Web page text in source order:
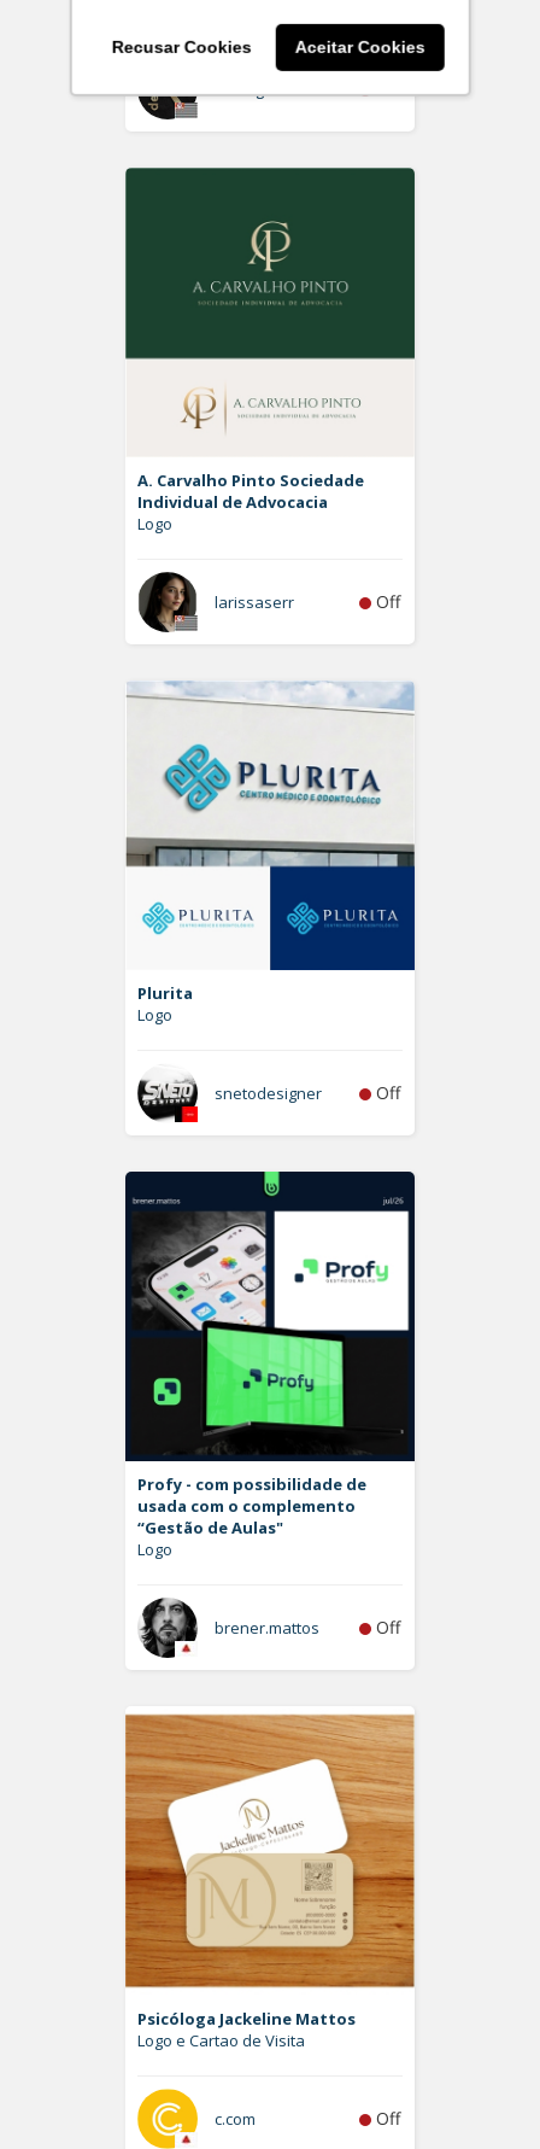
Recusar Cookies Aceitar Cookies
Rdesign SM Off
A. Carvalho Pinto Sociedade
Individual de Advocacia
Logo
larissaserr Off
Plurita
Logo
snetodesigner Off
Profy - com possibilidade de
usada com o complemento
“Gestão de Aulas"
Logo
brener.mattos Off
Psicóloga Jackeline Mattos
Logo e Cartao de Visita
c.com Off